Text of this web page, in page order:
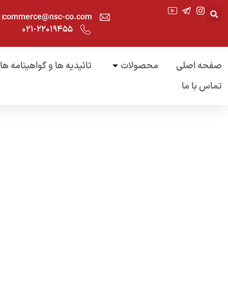
commerce@nsc-co.com
۰۲۱-۲۲۰۱۹۴۵۵
صفحه اصلی محصولات تائیدیه ها و گواهینامه ها
تماس با ما